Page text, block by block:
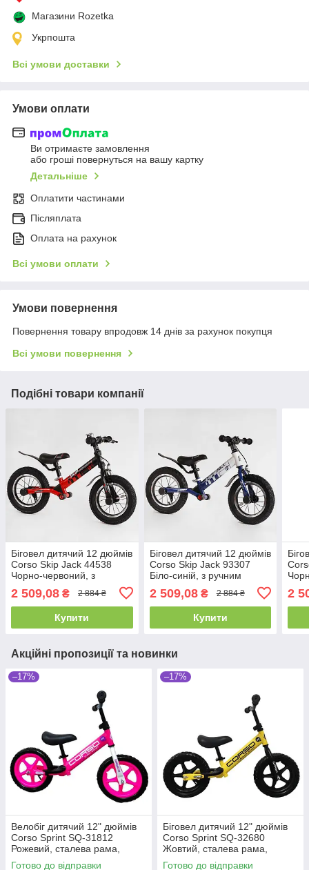
Магазини Rozetka
Укрпошта
Всі умови доставки
Умови оплати
Ви отримаєте замовлення
або гроші повернуться на вашу картку
Детальніше
Оплатити частинами
Післяплата
Оплата на рахунок
Всі умови оплати
Умови повернення
Повернення товару впродовж 14 днів за рахунок покупця
Всі умови повернення
Подібні товари компанії
Біговел дитячий 12 дюймів
Corso Skip Jack 44538
Чорно-червоний, з
ручним гальмом
2 509,08 ₴ 2 884 ₴
Купити
Біговел дитячий 12 дюймів
Corso Skip Jack 93307
Біло-синій, з ручним
колесами, велобіг
2 509,08₴ 2 884 ₴
Купити
2
Акційні пропозиції та новинки
–17%
Велобіг дитячий 12" дюймів
Corso Sprint SQ-31812
Рожевий, сталева рама,
колеса EVA (піна), підставка
Готово до відправки
–17%
Біговел дитячий 12" дюймів
Corso Sprint SQ-32680
Жовтий, сталева рама,
колеса EVA (піна), підставка
Готово до відправки